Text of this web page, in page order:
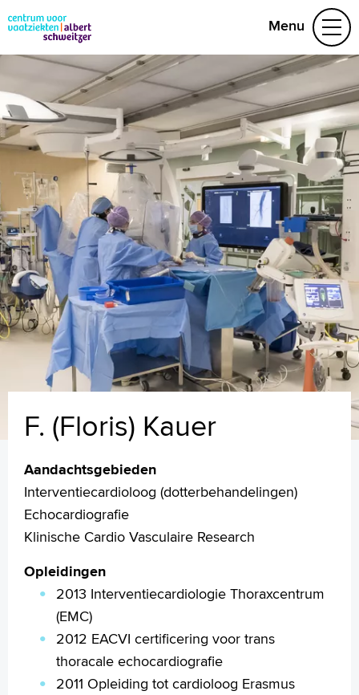
Menu
Aandoeningen
Leefstijl en preventie
Het behandelteam
Video's
078 652 32 50
Naar home asz.nl
F. (Floris) Kauer
Aandachtsgebieden
Interventiecardioloog (dotterbehandelingen)
Echocardiografie
Klinische Cardio Vasculaire Research
Opleidingen
2013 Interventiecardiologie Thoraxcentrum
(EMC)
2012 EACVI certificering voor trans
thoracale echocardiografie
2011 Opleiding tot cardioloog Erasmus